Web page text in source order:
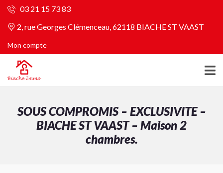
03 21 15 73 83
2, rue Georges Clémenceau, 62118 BIACHE ST VAAST
Mon compte
SOUS COMPROMIS – EXCLUSIVITE –
BIACHE ST VAAST – Maison 2
chambres.